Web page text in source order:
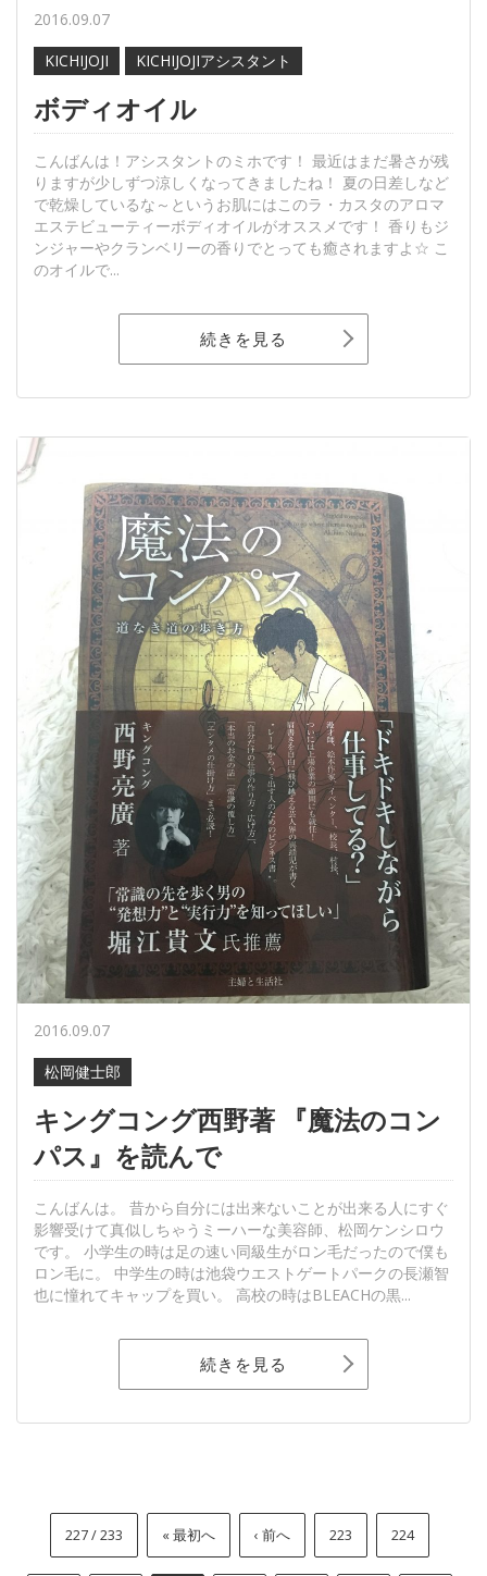
2016.09.07
KICHIJOJI
KICHIJOJIアシスタント
ボディオイル
こんばんは！アシスタントのミホです！ 最近はまだ暑さが残
りますが少しずつ涼しくなってきましたね！ 夏の日差しなど
で乾燥しているな～というお肌にはこのラ・カスタのアロマ
エステビューティーボディオイルがオススメです！ 香りもジ
ンジャーやクランベリーの香りでとっても癒されますよ☆ こ
のオイルで...
続きを見る
2016.09.07
松岡健士郎
キングコング西野著 『魔法のコン
パス』を読んで
こんばんは。 昔から自分には出来ないことが出来る人にすぐ
影響受けて真似しちゃうミーハーな美容師、松岡ケンシロウ
です。 小学生の時は足の速い同級生がロン毛だったので僕も
ロン毛に。 中学生の時は池袋ウエストゲートパークの長瀬智
也に憧れてキャップを買い。 高校の時はBLEACHの黒...
続きを見る
227 / 233 « 最初へ ‹ 前へ 223 224